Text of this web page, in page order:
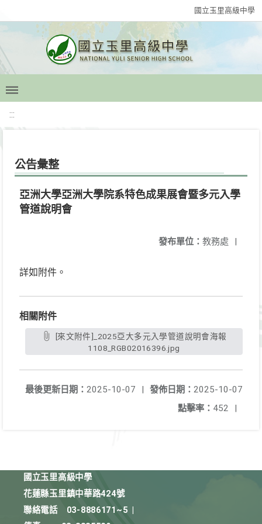
國立玉里高級中學
:::
公告彙整
亞洲大學亞洲大學院系特色成果展會暨多元入學
管道說明會
發布單位： 教務處 |
詳如附件。
相關附件
1108_RGB02016396.jpg
發佈日期： 2025-10-07
最後更新日期： 2025-10-07
|
點擊率： 452 |
國立玉里高級中學
花蓮縣玉里鎮中華路424號
聯絡電話
03-8886171~5